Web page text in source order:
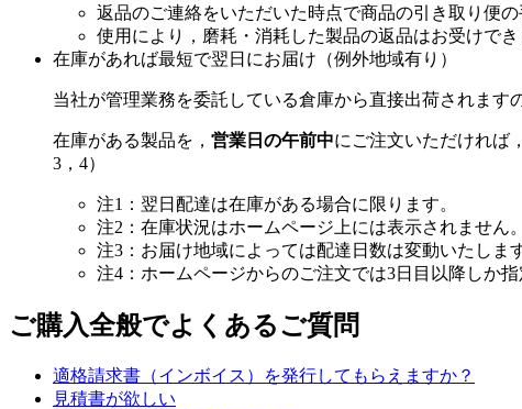
返品のご連絡をいただいた時点で商品の引き取り便
使用により，磨耗・消耗した製品の返品はお受けでき
在庫があれば最短で翌日にお届け（例外地域有り）
当社が管理業務を委託している倉庫から直接出荷されます
在庫がある製品を， 営業日の午前中にご注文いただければ
3，4）
注1：翌日配達は在庫がある場合に限ります。
注2：在庫状況はホームページ上には表示されません
注3：お届け地域によっては配達日数は変動いたしま
注4：ホームページからのご注文では3日目以降しか
ご購入全般でよくあるご質問
適格請求書（インボイス）を発行してもらえますか？
見積書が欲しい